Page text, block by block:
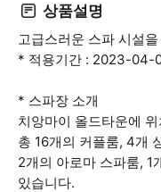
상품설명
고급스러운 스파 시설
* 적용기간 : 2023-04-
* 스파장 소개
치앙마이 올드타운에
총 16개의 커플룸, 4개
2개의 아로마 스파룸, 1
있습니다.